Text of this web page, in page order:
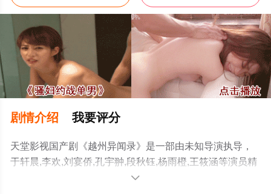
剧情介绍 我要评分
天堂影视国产剧《越州异闻录》是一部由未知导演执导，
于轩晨,李欢,刘宴侨,孔宇翀,段秋钰,杨雨橙,王筱涵等演员精
彩演绎的大陆电视剧，手机免费观看高清未删减完整版电
